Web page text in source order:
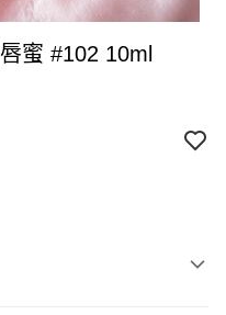
Christian Dior 誘惑煥彩潤唇蜜 #102 10ml